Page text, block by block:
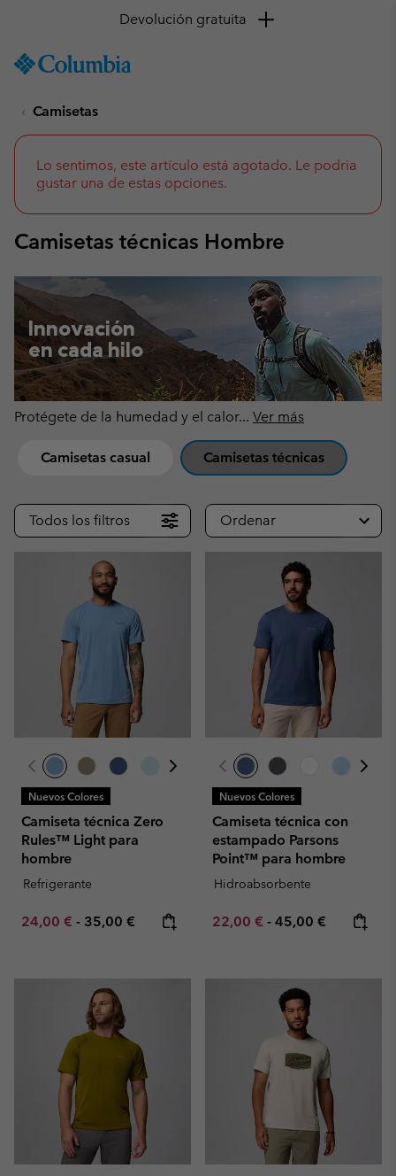
TO
SKIP
NAV
SKIP
TO
SEARCH
Devolución gratuita
Camisetas
Lo sentimos, este artículo está agotado. Le podria
gustar una de estas opciones.
Camisetas técnicas Hombre
Innovación
en cada hilo
Protégete de la humedad y el calor... Ver más
Camisetas casual Camisetas técnicas
Todos los filtros Ordenar
Nuevos Colores
Camiseta técnica Zero
Rules™ Light para
hombre
Refrigerante
Minimum sale price:
24,00 € - Maximum price:
35,00 €
Nuevos Colores
Camiseta técnica con
estampado Parsons
Point™ para hombre
Hidroabsorbente
Minimum sale price:
22,00 € - Maximum price:
45,00 €